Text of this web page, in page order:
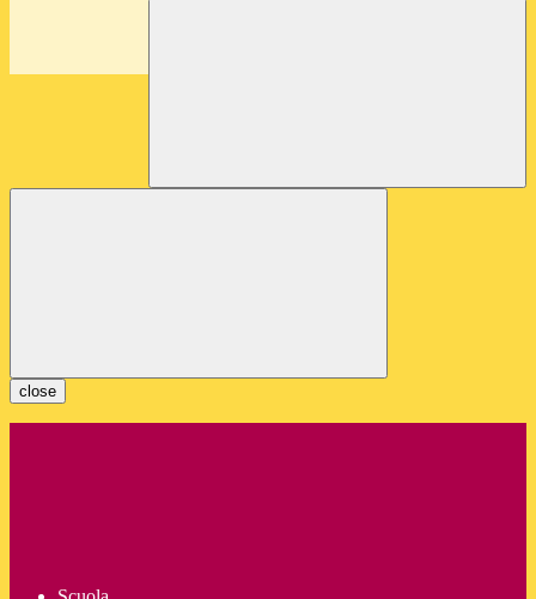
close